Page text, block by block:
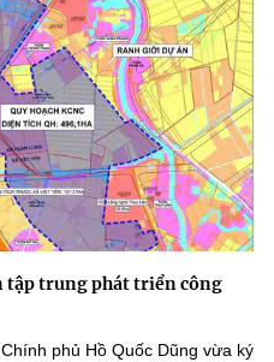
tập trung phát triển công
phủ Hồ Quốc Dũng vừa ký